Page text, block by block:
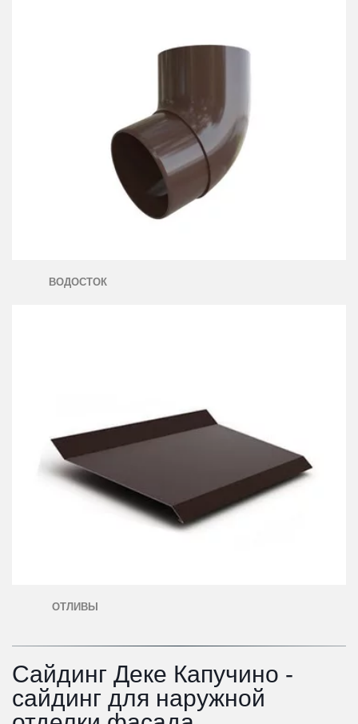
ВОДОСТОК
ОТЛИВЫ
Сайдинг Деке Капучино -
сайдинг для наружной